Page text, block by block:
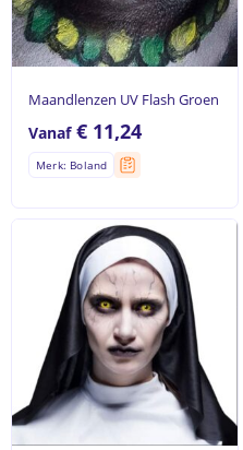
Maandlenzen UV Flash Groen
Vanaf€ 11,24
Merk: Boland